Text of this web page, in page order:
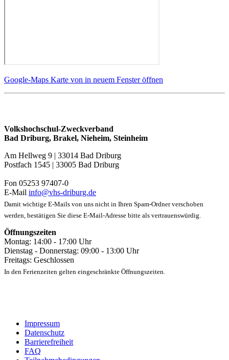
Google-Maps Karte von in neuem Fenster öffnen
Volkshochschul-Zweckverband
Bad Driburg, Brakel, Nieheim, Steinheim
Am Hellweg 9 | 33014 Bad Driburg
Postfach 1545 | 33005 Bad Driburg
Fon 05253 97407-0
E-Mail info@vhs-driburg.de
Damit wichtige E-Mails von uns nicht in Ihren Spam-Ordner verschoben
werden, bestätigen Sie diese E-Mail-Adresse bitte als vertrauenswürdig.
Öffnungszeiten
Montag: 14:00 - 17:00 Uhr
Dienstag - Donnerstag: 09:00 - 13:00 Uhr
Freitags: Geschlossen
In den Ferienzeiten gelten eingeschränkte Öffnungszeiten.
Impressum
Datenschutz
Barrierefreiheit
FAQ